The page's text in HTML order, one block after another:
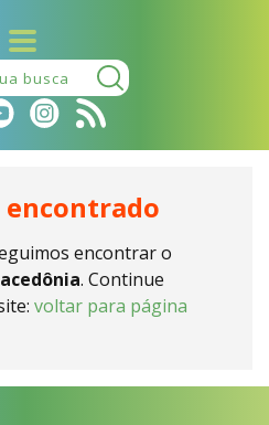
Pesquisar:
encontrado
encontrar o
. Continue
voltar para página